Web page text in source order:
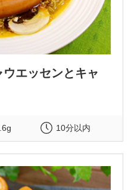
エッセンとキャ
10分以内